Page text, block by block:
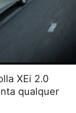
XEi 2.0
qualquer